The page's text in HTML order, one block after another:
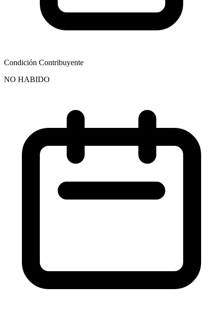
Condición Contribuyente
NO HABIDO